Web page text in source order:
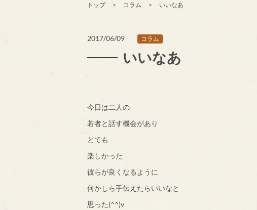
トップ コラム いいなあ
2017/06/09 コラム
いいなあ
今日は二人の
若者と話す機会があり
とても
楽しかった
彼らが良くなるように
何かしら手伝えたらいいなと
思った(^^)v